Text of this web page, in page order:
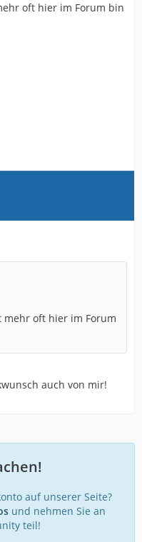
oft hier im Forum bin
mehr oft hier im Forum
auch von mir!
auf unserer Seite?
und nehmen Sie an
teil!